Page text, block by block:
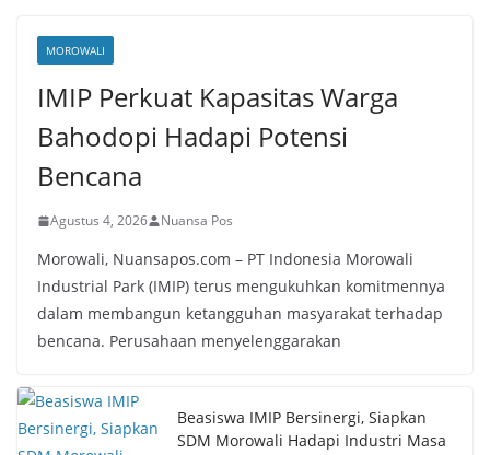
MOROWALI
IMIP Perkuat Kapasitas Warga
Bahodopi Hadapi Potensi
Bencana
Agustus 4, 2026 Nuansa Pos
Morowali, Nuansapos.com – PT Indonesia Morowali
Industrial Park (IMIP) terus mengukuhkan komitmennya
dalam membangun ketangguhan masyarakat terhadap
bencana. Perusahaan menyelenggarakan
Beasiswa IMIP Bersinergi, Siapkan
SDM Morowali Hadapi Industri Masa